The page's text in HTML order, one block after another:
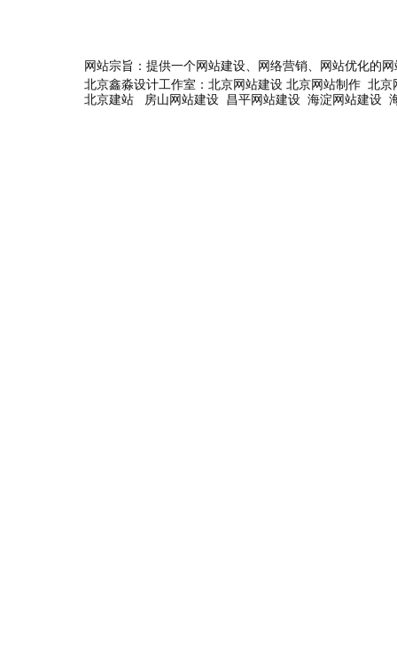
网站宗旨：提供一个网站建设、 网络营销、 网站优化的
北京鑫淼设计工作室： 北京网站建设 北京网站制作 北京
北京建站
房山网站建设 昌平网站建设 海淀网站建设